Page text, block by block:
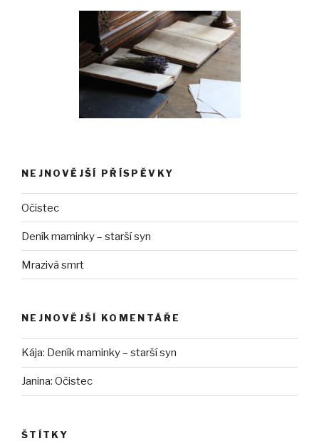
NEJNOVĚJŠÍ PŘÍSPĚVKY
Očistec
Deník maminky – starší syn
Mrazivá smrt
NEJNOVĚJŠÍ KOMENTÁŘE
Kája: Deník maminky – starší syn
Janina: Očistec
ŠTÍTKY